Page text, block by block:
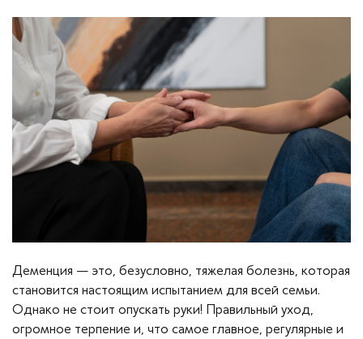
Деменция — это, безусловно, тяжелая болезнь, которая
становится настоящим испытанием для всей семьи.
Однако не стоит опускать руки! Правильный уход,
огромное терпение и, что самое главное, регулярные и